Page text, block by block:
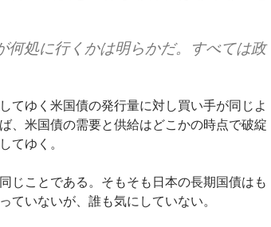
何処に行くかは明らかだ。すべては政
てゆく米国債の発行量に対し買い手が同じよ
、米国債の需要と供給はどこかの時点で破綻
てゆく。
じことである。そもそも日本の長期国債はも
ていないが、誰も気にしていない。